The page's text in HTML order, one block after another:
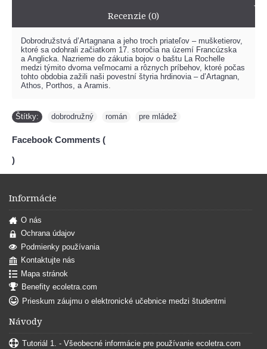
Recenzie (0)
Dobrodružstvá d’Artagnana a jeho troch priateľov – mušketierov,
ktoré sa odohrali začiatkom 17. storočia na území Francúzska
a Anglicka. Nazrieme do zákutia bojov o baštu La Rochelle
medzi týmito dvoma veľmocami a rôznych príbehov, ktoré počas
tohto obdobia zažili naši povestní štyria hrdinovia – d’Artagnan,
Athos, Porthos, a Aramis.
Štítky: dobrodružný román pre mládež
Facebook Comments (
)
Informácie
O nás
Ochrana údajov
Podmienky používania
Kontaktujte nás
Mapa stránok
Benefity ecoletra.com
Prieskum záujmu o elektronické učebnice medzi študentmi
Návody
Tutoriál 1. - Všeobecné informácie pre používanie ecoletra.com